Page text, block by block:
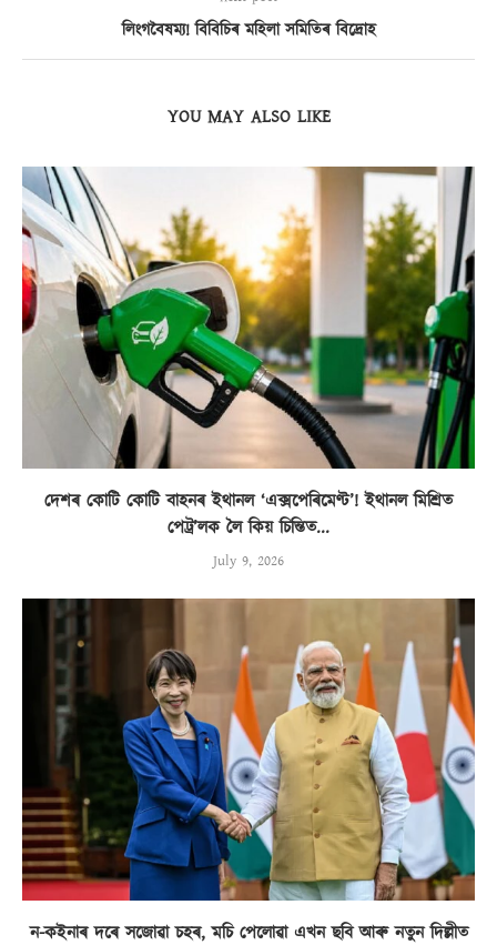
লিংগবৈষম্য! বিবিচিৰ মহিলা সমিতিৰ বিদ্ৰোহ
YOU MAY ALSO LIKE
দেশৰ কোটি কোটি বাহনৰ ইথানল ‘এক্সপেৰিমেণ্ট’! ইথানল মিশ্ৰিত
পেট্ৰ’লক লৈ কিয় চিন্তিত...
July 9, 2026
ন-কইনাৰ দৰে সজোৱা চহৰ, মচি পেলোৱা এখন ছবি আৰু নতুন দিল্লীত